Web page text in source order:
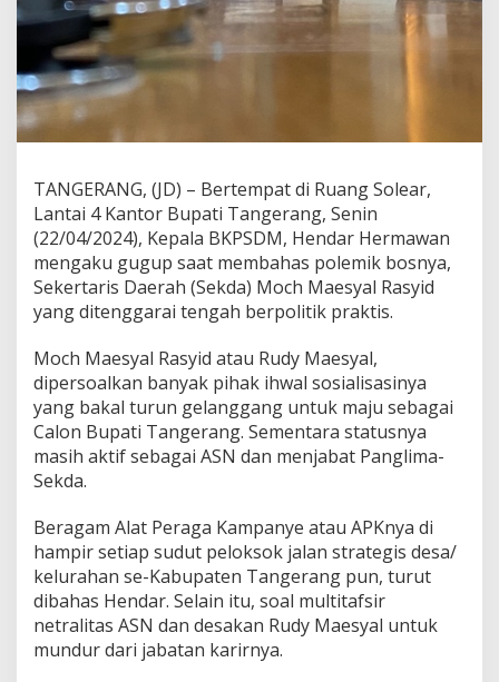
S
o
P
l
e
m
i
k
S
e
k
a
S
o
s
a
s
a
s
i
C
a
l
b
TANGERANG, (JD) – Bertempat di Ruang Solear,
Lantai 4 Kantor Bupati Tangerang, Senin
(22/04/2024), Kepala BKPSDM, Hendar Hermawan
mengaku gugup saat membahas polemik bosnya,
Sekertaris Daerah (Sekda) Moch Maesyal Rasyid
yang ditenggarai tengah berpolitik praktis.
Moch Maesyal Rasyid atau Rudy Maesyal,
dipersoalkan banyak pihak ihwal sosialisasinya
yang bakal turun gelanggang untuk maju sebagai
Calon Bupati Tangerang. Sementara statusnya
masih aktif sebagai ASN dan menjabat Panglima-
Sekda.
Beragam Alat Peraga Kampanye atau APKnya di
hampir setiap sudut peloksok jalan strategis desa/
kelurahan se-Kabupaten Tangerang pun, turut
dibahas Hendar. Selain itu, soal multitafsir
netralitas ASN dan desakan Rudy Maesyal untuk
mundur dari jabatan karirnya.